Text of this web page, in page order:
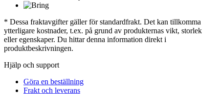
* Dessa fraktavgifter gäller för standardfrakt. Det kan tillkomma
ytterligare kostnader, t.ex. på grund av produkternas vikt, storlek
eller egenskaper. Du hittar denna information direkt i
produktbeskrivningen.
Hjälp och support
Göra en beställning
Frakt och leverans